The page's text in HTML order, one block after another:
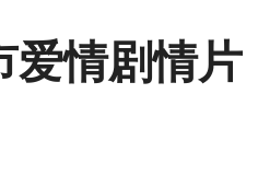
爱情剧情